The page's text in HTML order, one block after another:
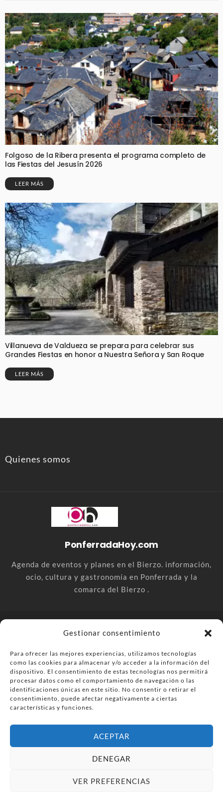
Gestionar consentimiento
Para ofrecer las mejores experiencias, utilizamos tecnologías
como las cookies para almacenar y/o acceder a la información del
dispositivo. El consentimiento de estas tecnologías nos permitirá
procesar datos como el comportamiento de navegación o las
identificaciones únicas en este sitio. No consentir o retirar el
consentimiento, puede afectar negativamente a ciertas
características y funciones.
ACEPTAR
DENEGAR
VER PREFERENCIAS
Folgoso de la Ribera presenta el programa completo de
las Fiestas del Jesusín 2026
LEER MÁS
Villanueva de Valdueza se prepara para celebrar sus
Grandes Fiestas en honor a Nuestra Señora y San Roque
LEER MÁS
Quienes somos
PonferradaHoy.com
Agenda de eventos y planes en el Bierzo. información,
ocio, cultura y gastronomía en Ponferrada y la
comarca del Bierzo .
comarca del Bierzo
Anúnciate
Más información sobre las cookies
Envía tu negocio
Contacta Política de privacidad